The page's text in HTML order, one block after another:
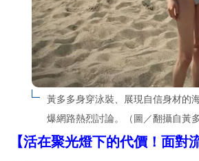
黃多多身穿泳裝、展現自信身材的
爆網路熱烈討論。（圖／翻攝自黃多
【活在聚光燈下的代價！面對